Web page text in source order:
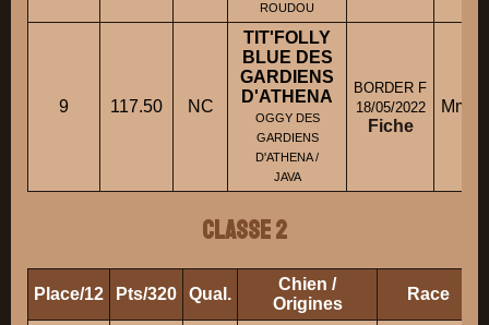
ROUDOU
9 117.50 NC
TIT'FOLLY
BLUE DES
GARDIENS
D'ATHENA
OGGY DES
GARDIENS
D'ATHENA /
JAVA
BORDER F
18/05/2022
Fiche
Mme
Classe 2
Place/12 Pts/320 Qual.
Chien /
Origines
Race